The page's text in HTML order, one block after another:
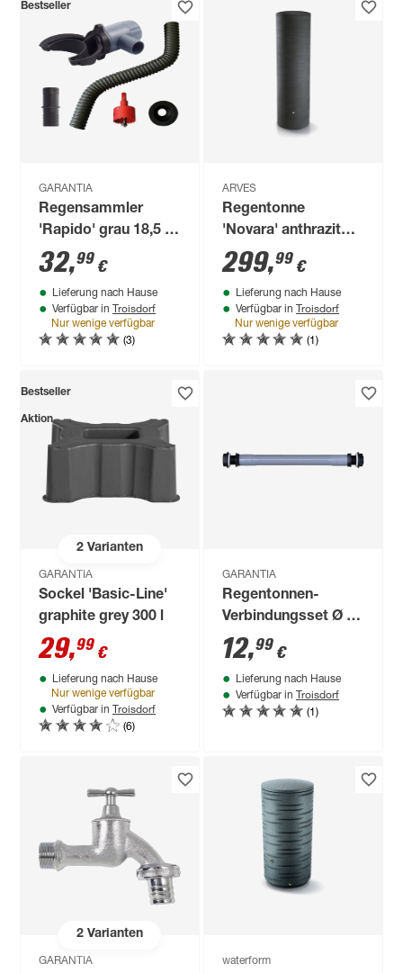
Bestseller
GARANTIA
Regensammler
'Rapido' grau 18,5 x
11,8 x 10,6 cm
32,99 €
Lieferung nach Hause
Verfügbar in Troisdorf
Nur wenige verfügbar
(3)
ARVES
Regentonne
'Novara' anthrazit
500 l
299,99 €
Lieferung nach Hause
Verfügbar in Troisdorf
Nur wenige verfügbar
(1)
2Varianten
Bestseller
Aktion
GARANTIA
Sockel 'Basic-Line'
graphite grey 300 l
29,99 €
Lieferung nach Hause
Nur wenige verfügbar
Verfügbar in Troisdorf
(6)
GARANTIA
Regentonnen-
Verbindungsset Ø 19
mm (3/4"), 25 cm
12,99 €
Lieferung nach Hause
Verfügbar in Troisdorf
(1)
2Varianten
GARANTIA waterform